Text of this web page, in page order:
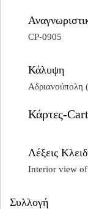
CP-0905
Κάλυψη
Αδριανούπολη
Κάρτες-
Λέξεις
Interior view of
Συλλογή